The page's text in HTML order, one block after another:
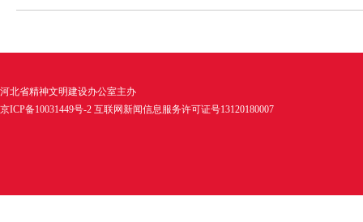
河北省精神文明建设办公室主办
京ICP备10031449号-2 互联网新闻信息服务许可证号13120180007